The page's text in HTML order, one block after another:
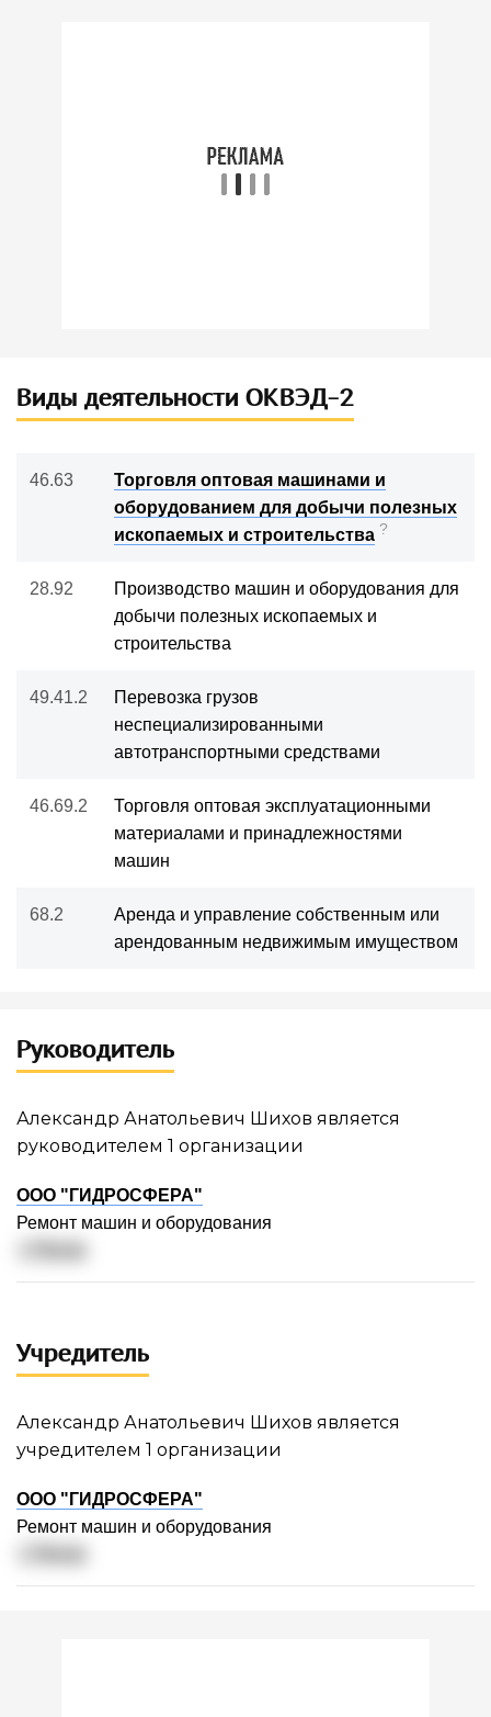
Виды деятельности ОКВЭД-2
46.63
Торговля оптовая машинами и
оборудованием для добычи полезных
ископаемых и строительства ?
28.92
Производство машин и оборудования для
добычи полезных ископаемых и
строительства
49.41.2
Перевозка грузов
неспециализированными
автотранспортными средствами
46.69.2
Торговля оптовая эксплуатационными
материалами и принадлежностями
машин
68.2
Аренда и управление собственным или
арендованным недвижимым имуществом
Руководитель
Александр Анатольевич Шихов является
руководителем 1 организации
ООО "ГИДРОСФЕРА"
Ремонт машин и оборудования
Учредитель
Александр Анатольевич Шихов является
учредителем 1 организации
ООО "ГИДРОСФЕРА"
Ремонт машин и оборудования